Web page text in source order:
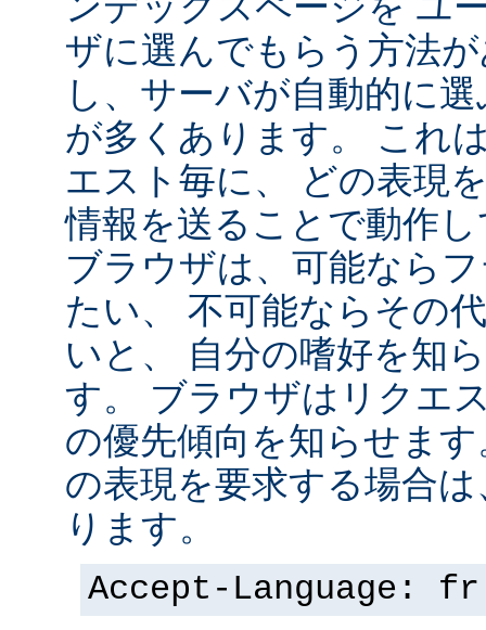
ザに選んでもらう方法
し、サーバが自動的に
が多くあります。 これ
エスト毎に、 どの表現
情報を送ることで動作
ブラウザは、可能なら
たい、 不可能ならその
いと、 自分の嗜好を知
す。 ブラウザはリクエ
の優先傾向を知らせま
の表現を要求する場合
ります。
Accept-Language: fr